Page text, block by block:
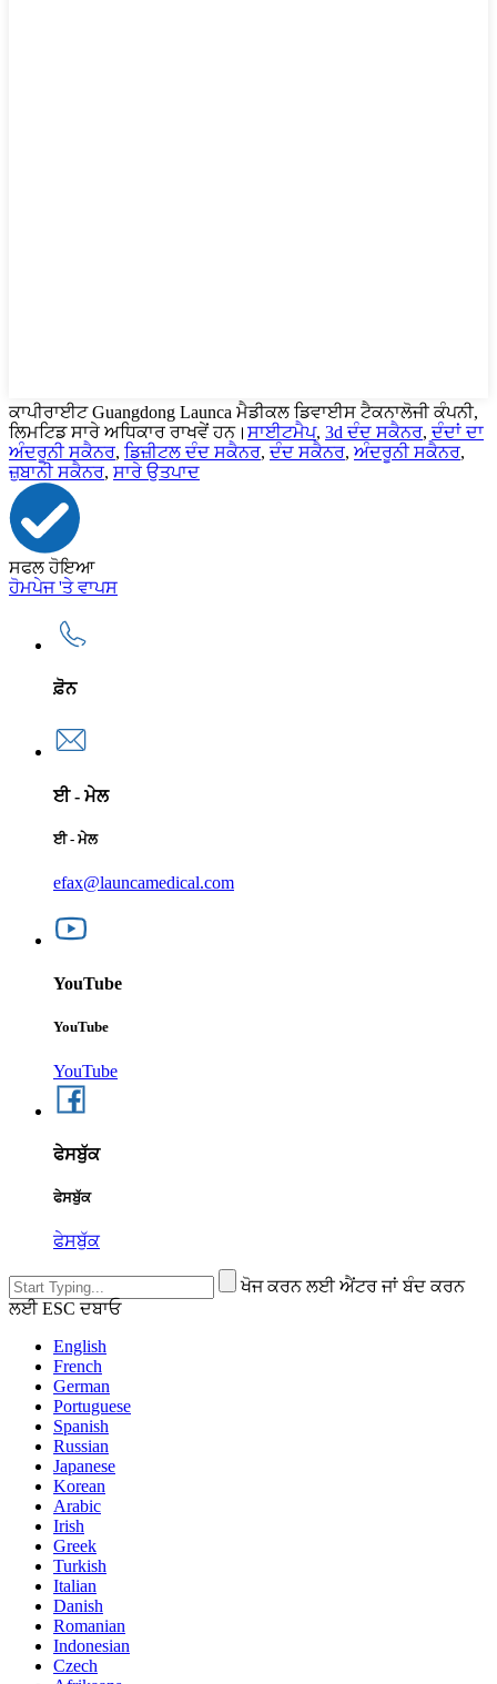
ਕਾਪੀਰਾਈਟ Guangdong Launca ਮੈਡੀਕਲ ਡਿਵਾਈਸ ਟੈਕਨਾਲੋਜੀ ਕੰਪਨੀ,
ਲਿਮਟਿਡ ਸਾਰੇ ਅਧਿਕਾਰ ਰਾਖਵੇਂ ਹਨ। ਸਾਈਟਮੈਪ, 3d ਦੰਦ ਸਕੈਨਰ,ਦੰਦਾਂ ਦਾ
ਅੰਦਰੂਨੀ ਸਕੈਨਰ, ਡਿਜ਼ੀਟਲ ਦੰਦ ਸਕੈਨਰ,ਦੰਦ ਸਕੈਨਰ, ਅੰਦਰੂਨੀ ਸਕੈਨਰ,
ਜ਼ੁਬਾਨੀ ਸਕੈਨਰ, ਸਾਰੇ ਉਤਪਾਦ
ਸਫਲ ਹੋਇਆ
ਹੋਮਪੇਜ 'ਤੇ ਵਾਪਸ
ਫ਼ੋਨ
ਈ - ਮੇਲ
ਈ - ਮੇਲ
efax@launcamedical.com
YouTube
YouTube
YouTube
ਫੇਸਬੁੱਕ
ਫੇਸਬੁੱਕ
ਫੇਸਬੁੱਕ
ਖੋਜ ਕਰਨ ਲਈ ਐਂਟਰ ਜਾਂ ਬੰਦ ਕਰਨ
ਲਈ ESC ਦਬਾਓ
English
French
German
Portuguese
Spanish
Russian
Japanese
Korean
Arabic
Irish
Greek
Turkish
Italian
Danish
Romanian
Indonesian
Czech